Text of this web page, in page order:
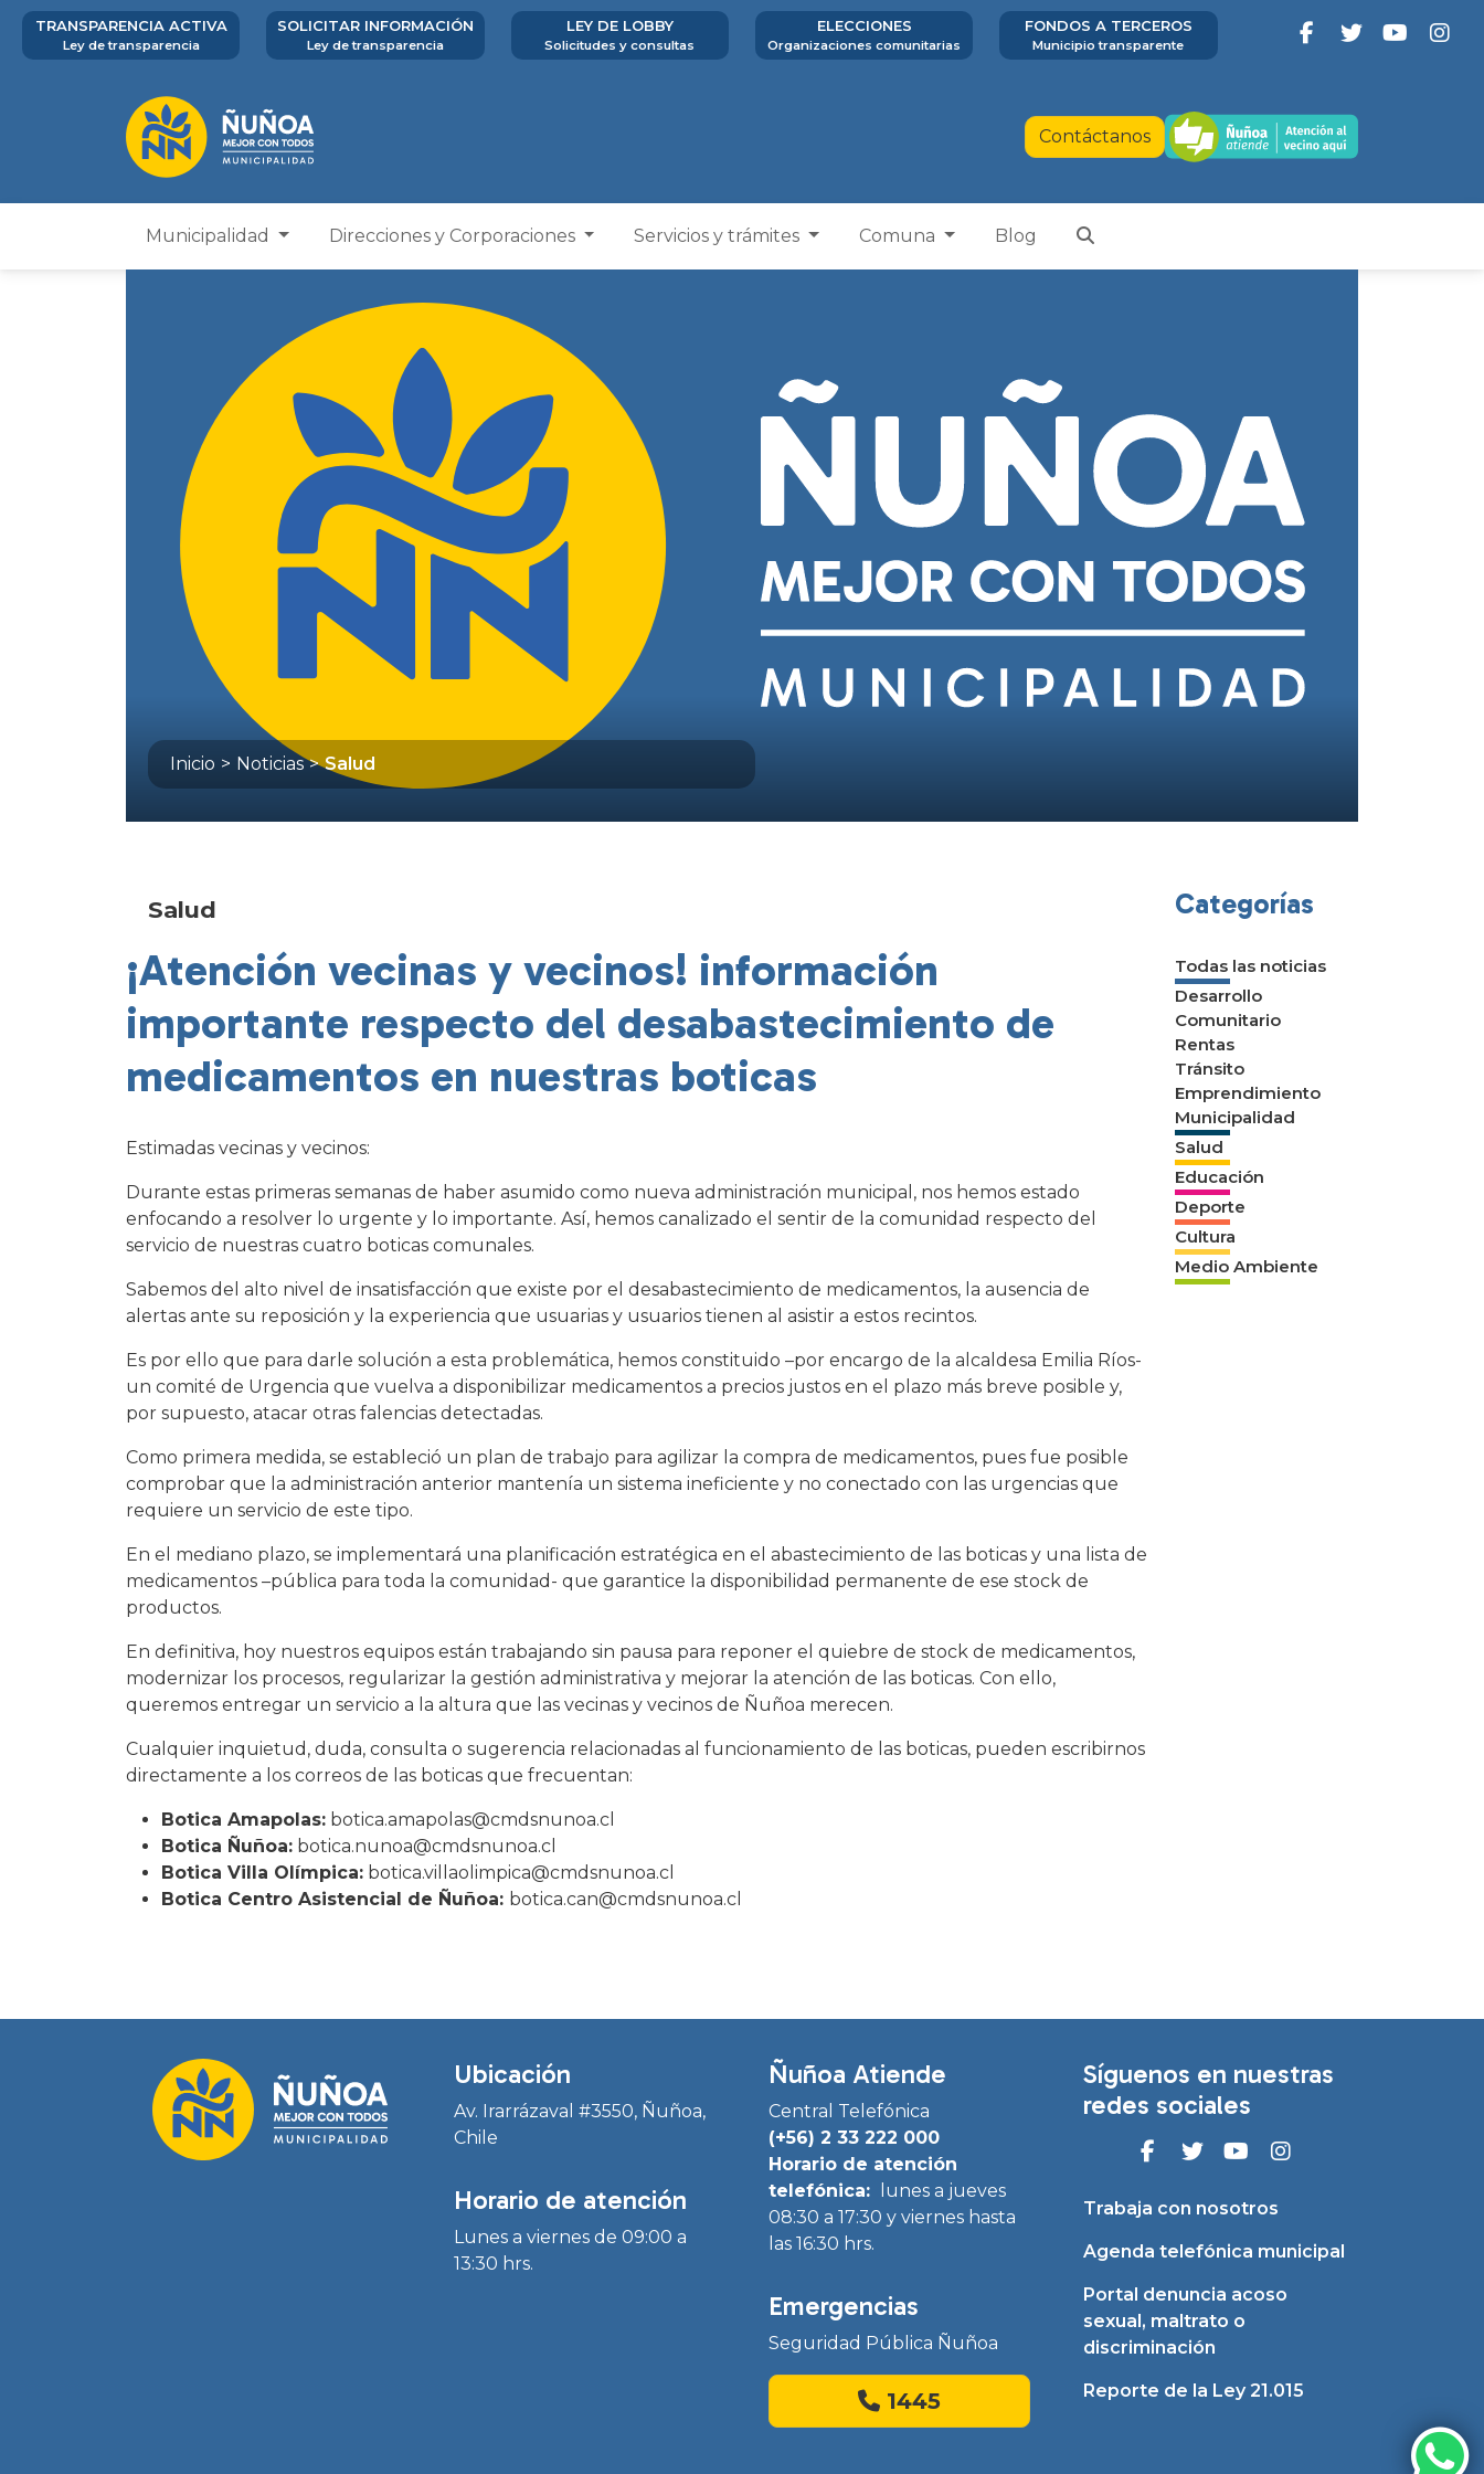
TRANSPARENCIA ACTIVA
Ley de transparencia
SOLICITAR INFORMACIÓN
Ley de transparencia
LEY DE LOBBY
Solicitudes y consultas
ELECCIONES
Organizaciones comunitarias
FONDOS A TERCEROS
Municipio transparente
Contáctanos
Municipalidad Direcciones y Corporaciones Servicios y trámites Comuna Blog
Inicio > Noticias > Salud
Salud
¡Atención vecinas y vecinos! información
importante respecto del desabastecimiento de
medicamentos en nuestras boticas
Estimadas vecinas y vecinos:
Durante estas primeras semanas de haber asumido como nueva administración municipal, nos hemos estado
enfocando a resolver lo urgente y lo importante. Así, hemos canalizado el sentir de la comunidad respecto del
servicio de nuestras cuatro boticas comunales.
Sabemos del alto nivel de insatisfacción que existe por el desabastecimiento de medicamentos, la ausencia de
alertas ante su reposición y la experiencia que usuarias y usuarios tienen al asistir a estos recintos.
Es por ello que para darle solución a esta problemática, hemos constituido –por encargo de la alcaldesa Emilia Ríos-
un comité de Urgencia que vuelva a disponibilizar medicamentos a precios justos en el plazo más breve posible y,
por supuesto, atacar otras falencias detectadas.
Como primera medida, se estableció un plan de trabajo para agilizar la compra de medicamentos, pues fue posible
comprobar que la administración anterior mantenía un sistema ineficiente y no conectado con las urgencias que
requiere un servicio de este tipo.
En el mediano plazo, se implementará una planificación estratégica en el abastecimiento de las boticas y una lista de
medicamentos –pública para toda la comunidad- que garantice la disponibilidad permanente de ese stock de
productos.
En definitiva, hoy nuestros equipos están trabajando sin pausa para reponer el quiebre de stock de medicamentos,
modernizar los procesos, regularizar la gestión administrativa y mejorar la atención de las boticas. Con ello,
queremos entregar un servicio a la altura que las vecinas y vecinos de Ñuñoa merecen.
Cualquier inquietud, duda, consulta o sugerencia relacionadas al funcionamiento de las boticas, pueden escribirnos
directamente a los correos de las boticas que frecuentan:
Botica Amapolas: botica.amapolas@cmdsnunoa.cl
Botica Ñuñoa: botica.nunoa@cmdsnunoa.cl
Botica Villa Olímpica: botica.villaolimpica@cmdsnunoa.cl
Botica Centro Asistencial de Ñuñoa: botica.can@cmdsnunoa.cl
Categorías
Todas las noticias
Desarrollo
Comunitario
Rentas
Tránsito
Emprendimiento
Municipalidad
Salud
Educación
Deporte
Cultura
Medio Ambiente
Ubicación
Av. Irarrázaval #3550, Ñuñoa,
Chile
Horario de atención
Lunes a viernes de 09:00 a
13:30 hrs.
Ñuñoa Atiende
Central Telefónica
(+56) 2 33 222 000
Horario de atención
telefónica:
lunes a jueves
08:30 a 17:30 y viernes hasta
las 16:30 hrs.
Emergencias
Seguridad Pública Ñuñoa
1445
Síguenos en nuestras
redes sociales
Trabaja con nosotros
Agenda telefónica municipal
Portal denuncia acoso
sexual, maltrato o
discriminación
Reporte de la Ley 21.015